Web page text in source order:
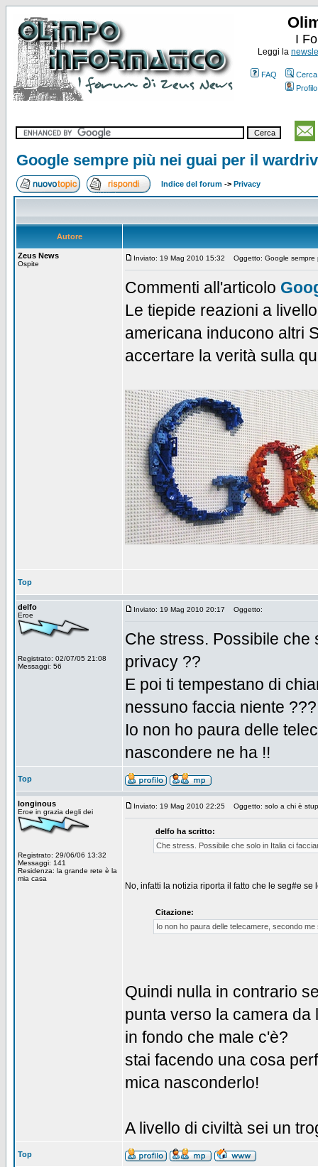
I
Leggi la
FAQ
Cerca
Profilo
Google sempre più nei guai per il
Indice del forum -> Privacy
Autore
Zeus News
Ospite
Inviato: 19 Mag 2010 15:32 Oggetto: Google sempre
Commenti all'articolo
Le tiepide reazioni a
americana inducono altri
accertare la verità sulla
Top
delfo
Eroe
Registrato: 02/07/05 21:08
Messaggi: 56
Inviato: 19 Mag 2010 20:17 Oggetto:
Che stress. Possibile che
privacy ??
E poi ti tempestano di
nessuno faccia niente ???
Io non ho paura delle
nascondere ne ha !!
Top
longinous
Eroe in grazia degli dei
Registrato: 29/06/06 13:32
Messaggi: 141
Residenza: la grande rete è la
mia casa
Inviato: 19 Mag 2010 22:25 Oggetto: solo a chi è
delfo ha scritto:
Che stress. Possibile che solo in Italia ci
No, infatti la notizia riporta il fatto che le seg#e
Citazione:
Io non ho paura delle telecamere, secondo
Quindi nulla in contrario
punta verso la camera da
in fondo che male c'è?
stai facendo una cosa
mica nasconderlo!
A livello di civiltà sei un
Top